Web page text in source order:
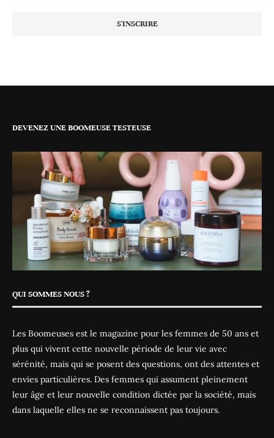
DEVENEZ UNE BOOMEUSE TESTEUSE
QUI SOMMES NOUS ?
Les Boomeuses est le magazine pour les femmes de 50 ans et
plus qui vivent cette nouvelle période de leur vie avec
sérénité, mais qui se posent des questions, ont des attentes et
envies particulières. Des femmes qui assument pleinement
leur âge et leur nouvelle condition dictée par la société, mais
dans laquelle elles ne se reconnaissent pas toujours.